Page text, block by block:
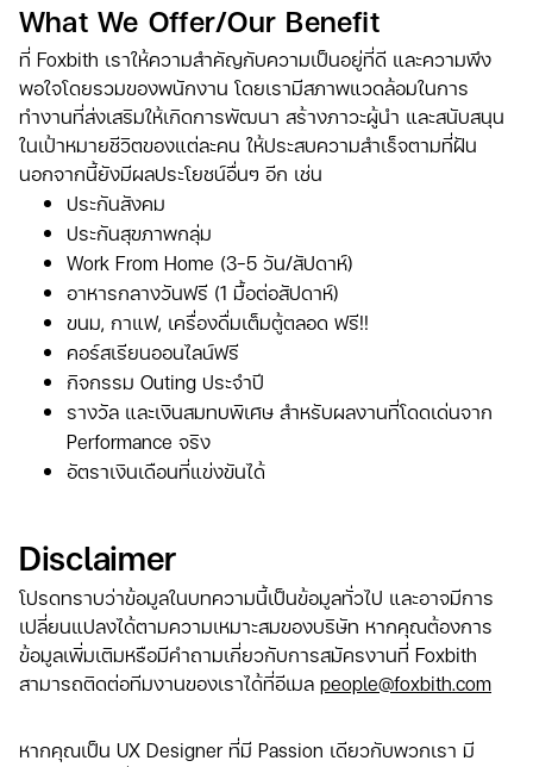
What We Offer/Our Benefit
ที่ Foxbith เราให้ความสำคัญกับความเป็นอยู่ที่ดี และความพึง
พอใจโดยรวมของพนักงาน โดยเรามีสภาพแวดล้อมในการ
ทำงานที่ส่งเสริมให้เกิดการพัฒนา สร้างภาวะผู้นำ และสนับสนุน
ในเป้าหมายชีวิตของแต่ละคน ให้ประสบความสำเร็จตามที่ฝัน
นอกจากนี้ยังมีผลประโยชน์อื่นๆ อีก เช่น
ประกันสังคม
ประกันสุขภาพกลุ่ม
Work From Home (3-5 วัน/สัปดาห์)
อาหารกลางวันฟรี (1 มื้อต่อสัปดาห์)
ขนม, กาแฟ, เครื่องดื่มเต็มตู้ตลอด ฟรี!!
คอร์สเรียนออนไลน์ฟรี
กิจกรรม Outing ประจำปี
รางวัล และเงินสมทบพิเศษ สำหรับผลงานที่โดดเด่นจาก
Performance จริง
อัตราเงินเดือนที่แข่งขันได้
Disclaimer
โปรดทราบว่าข้อมูลในบทความนี้เป็นข้อมูลทั่วไป และอาจมีการ
เปลี่ยนแปลงได้ตามความเหมาะสมของบริษัท หากคุณต้องการ
ข้อมูลเพิ่มเติมหรือมีคำถามเกี่ยวกับการสมัครงานที่ Foxbith
สามารถติดต่อทีมงานของเราได้ที่อีเมล people@foxbith.com
หากคุณเป็น UX Designer ที่มี Passion เดียวกับพวกเรา มี